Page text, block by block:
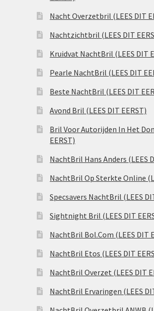
Nacht Overzetbril (LEES DIT
Nachtzichtbril (LEES DIT
Kruidvat NachtBril (LEES DIT
Pearle NachtBril (LEES DIT
Beste NachtBril (LEES DIT
Avond Bril (LEES DIT EERST)
Bril Voor Autorijden In Het
EERST)
NachtBril Hans Anders (LEES
NachtBril Op Sterkte Online
Specsavers NachtBril (LEES
Sightnight Bril (LEES DIT
NachtBril Bol.Com (LEES DIT
NachtBril Etos (LEES DIT
NachtBril Overzet (LEES DIT
NachtBril Ervaringen (LEES